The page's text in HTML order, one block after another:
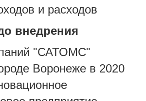
и расходов
внедрения
"САТОМС"
Воронеже в 2020